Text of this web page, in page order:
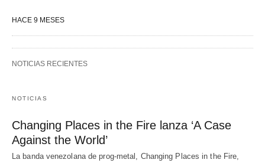
HACE 9 MESES
NOTICIAS RECIENTES
NOTICIAS
Changing Places in the Fire lanza ‘A Case
Against the World’
La banda venezolana de prog-metal, Changing Places in the Fire,